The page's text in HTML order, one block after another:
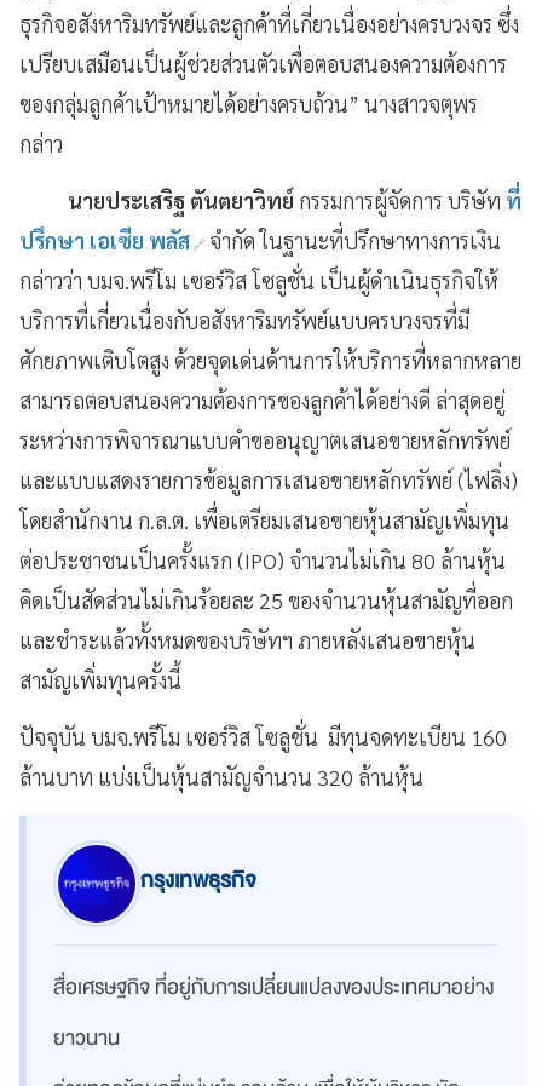
ธุรกิจอสังหาริมทรัพย์และลูกค้าที่เกี่ยวเนื่องอย่างครบวงจร ซึ่ง
เปรียบเสมือนเป็นผู้ช่วยส่วนตัวเพื่อตอบสนองความต้องการ
ของกลุ่มลูกค้าเป้าหมายได้อย่างครบถ้วน” นางสาวจตุพร
กล่าว
นายประเสริฐ ตันตยาวิทย์ กรรมการผู้จัดการ บริษัท ที่
ปรึกษา เอเซีย พลัส จำกัด ในฐานะที่ปรึกษาทางการเงิน
กล่าวว่า บมจ.พรีโม เซอร์วิส โซลูชั่น เป็นผู้ดำเนินธุรกิจให้
บริการที่เกี่ยวเนื่องกับอสังหาริมทรัพย์แบบครบวงจรที่มี
ศักยภาพเติบโตสูง ด้วยจุดเด่นด้านการให้บริการที่หลากหลาย
สามารถตอบสนองความต้องการของลูกค้าได้อย่างดี ล่าสุดอยู่
ระหว่างการพิจารณาแบบคำขออนุญาตเสนอขายหลักทรัพย์
และแบบแสดงรายการข้อมูลการเสนอขายหลักทรัพย์ (ไฟลิ่ง)
โดยสำนักงาน ก.ล.ต. เพื่อเตรียมเสนอขายหุ้นสามัญเพิ่มทุน
ต่อประชาชนเป็นครั้งแรก (IPO) จำนวนไม่เกิน 80 ล้านหุ้น
คิดเป็นสัดส่วนไม่เกินร้อยละ 25 ของจำนวนหุ้นสามัญที่ออก
และชำระแล้วทั้งหมดของบริษัทฯ ภายหลังเสนอขายหุ้น
สามัญเพิ่มทุนครั้งนี้
ปัจจุบัน บมจ.พรีโม เซอร์วิส โซลูชั่น มีทุนจดทะเบียน 160
ล้านบาท แบ่งเป็นหุ้นสามัญจำนวน 320 ล้านหุ้น
กรุงเทพธุรกิจ
สื่อเศรษฐกิจ ที่อยู่กับการเปลี่ยนแปลงของประเทศมาอย่าง
ยาวนาน